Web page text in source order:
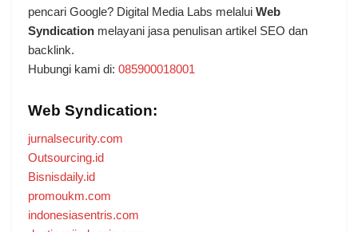
pencari Google? Digital Media Labs melalui Web
Syndication melayani jasa penulisan artikel SEO dan
backlink.
Hubungi kami di: 085900018001
Web Syndication:
jurnalsecurity.com
Outsourcing.id
Bisnisdaily.id
promoukm.com
indonesiasentris.com